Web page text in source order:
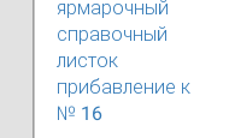
ярмарочный
справочный
листок
прибавление к
№ 16